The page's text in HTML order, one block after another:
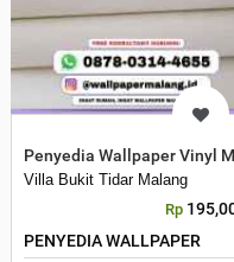
Penyedia Wallpaper Vinyl
Villa Bukit Tidar Malang
Rp
PENYEDIA WALLPAPER